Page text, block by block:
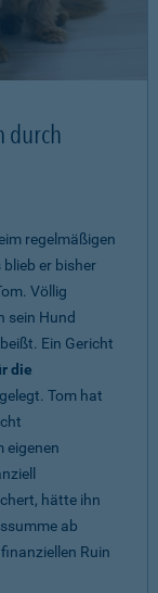
durch
regelmäßigen
er bisher
Völlig
sein Hund
Ein Gericht
die
Tom hat
eigenen
hätte ihn
ab
Ruin